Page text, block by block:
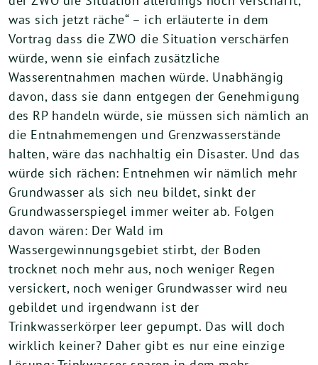
was sich jetzt räche“ – ich erläuterte in dem
Vortrag dass die ZWO die Situation verschärfen
würde, wenn sie einfach zusätzliche
Wasserentnahmen machen würde. Unabhängig
davon, dass sie dann entgegen der Genehmigung
des RP handeln würde, sie müssen sich nämlich an
die Entnahmemengen und Grenzwasserstände
halten, wäre das nachhaltig ein Disaster. Und das
würde sich rächen: Entnehmen wir nämlich mehr
Grundwasser als sich neu bildet, sinkt der
Grundwasserspiegel immer weiter ab. Folgen
davon wären: Der Wald im
Wassergewinnungsgebiet stirbt, der Boden
trocknet noch mehr aus, noch weniger Regen
versickert, noch weniger Grundwasser wird neu
gebildet und irgendwann ist der
Trinkwasserkörper leer gepumpt. Das will doch
wirklich keiner? Daher gibt es nur eine einzige